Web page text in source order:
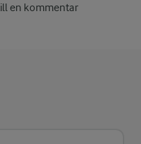
en kommentar